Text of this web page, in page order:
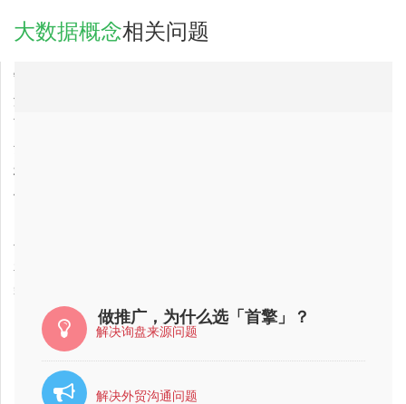
大数据概念相关问题
宁波市大数据概念公司最有实力的？
津南区大数据概念公司最有实力的？
贵阳市大数据概念公司最有实力的？
梧州市大数据概念公司最有实力的？
保定市大数据概念公司最有实力的公司是哪家？
阜新市大数据概念公司最有实力的公司是哪家？
崇明县大数据概念公司最有实力的？
做推广，为什么选「首擎」？
解决询盘来源问题
解决外贸沟通问题